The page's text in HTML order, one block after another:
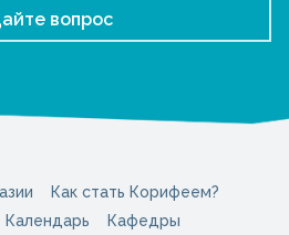
вопрос
Как стать Корифеем?
Календарь
Кафедры